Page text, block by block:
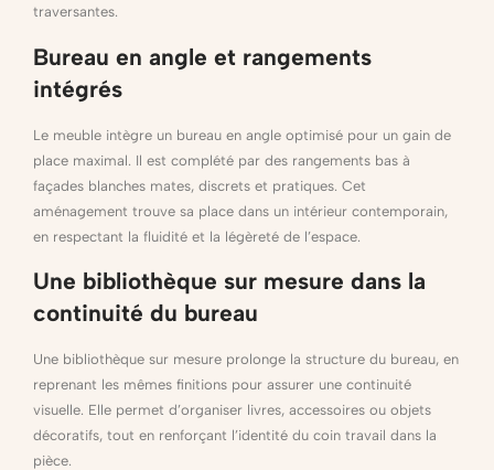
traversantes.
Bureau en angle et rangements
intégrés
Le meuble intègre un bureau en angle optimisé pour un gain de
place maximal. Il est complété par des rangements bas à
façades blanches mates, discrets et pratiques. Cet
aménagement trouve sa place dans un intérieur contemporain,
en respectant la fluidité et la légèreté de l’espace.
Une bibliothèque sur mesure dans la
continuité du bureau
Une bibliothèque sur mesure prolonge la structure du bureau, en
reprenant les mêmes finitions pour assurer une continuité
visuelle. Elle permet d’organiser livres, accessoires ou objets
décoratifs, tout en renforçant l’identité du coin travail dans la
pièce.